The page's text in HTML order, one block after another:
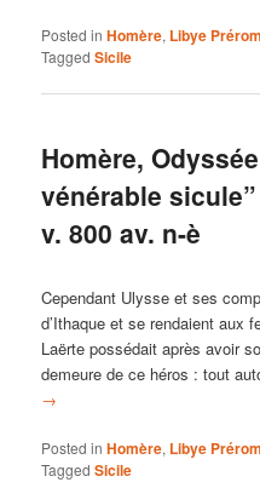
Posted in Homère, Libye
Tagged Sicile
Homère,
vénérable sicule”
v. 800 av. n-è
Cependant Ulysse et ses
d’Ithaque et se rendaient aux
Laërte possédait après avoir
demeure de ce héros : tout
→
Posted in Homère, Libye
Tagged Sicile